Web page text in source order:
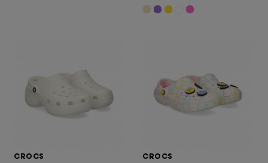
CROCS CROCS